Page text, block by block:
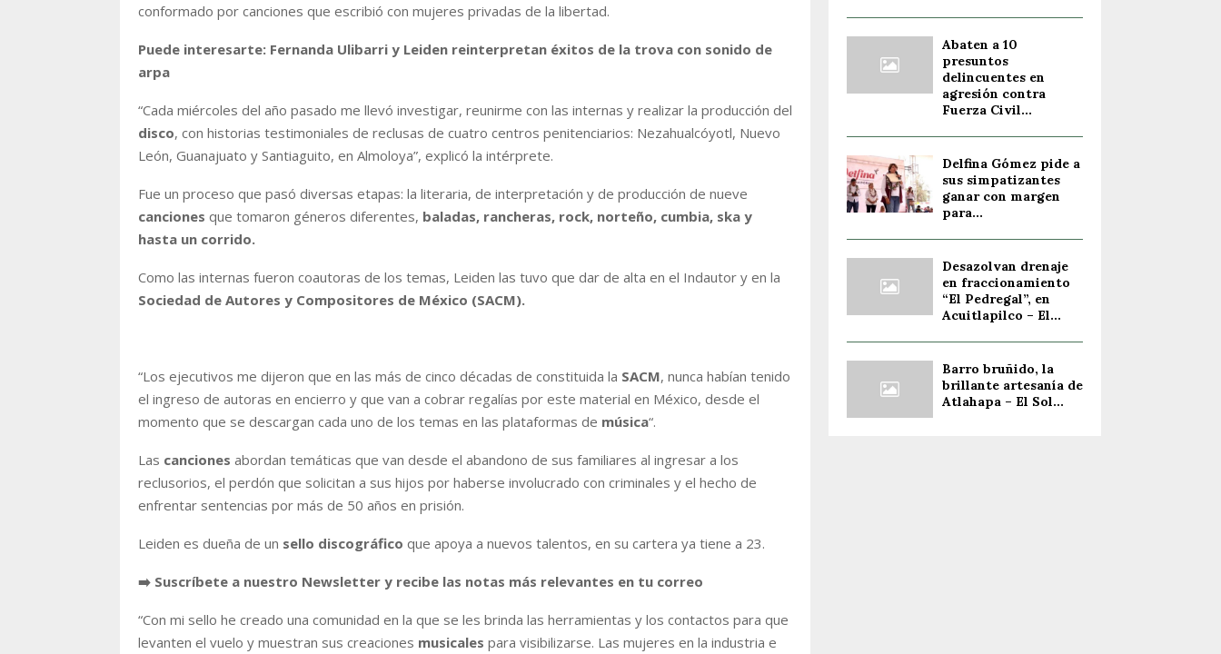
conformado por canciones que escribió con mujeres privadas de la libertad.
Puede interesarte: Fernanda Ulibarri y Leiden reinterpretan éxitos de la trova con sonido de
arpa
“Cada miércoles del año pasado me llevó investigar, reunirme con las internas y realizar la producción del
disco, con historias testimoniales de reclusas de cuatro centros penitenciarios: Nezahualcóyotl, Nuevo
León, Guanajuato y Santiaguito, en Almoloya”, explicó la intérprete.
Fue un proceso que pasó diversas etapas: la literaria, de interpretación y de producción de nueve
canciones que tomaron géneros diferentes, baladas, rancheras, rock, norteño, cumbia, ska y
hasta un corrido.
Como las internas fueron coautoras de los temas, Leiden las tuvo que dar de alta en el Indautor y en la
Sociedad de Autores y Compositores de México (SACM).
“Los ejecutivos me dijeron que en las más de cinco décadas de constituida la SACM, nunca habían tenido
el ingreso de autoras en encierro y que van a cobrar regalías por este material en México, desde el
momento que se descargan cada uno de los temas en las plataformas de música“.
Las canciones abordan temáticas que van desde el abandono de sus familiares al ingresar a los
reclusorios, el perdón que solicitan a sus hijos por haberse involucrado con criminales y el hecho de
enfrentar sentencias por más de 50 años en prisión.
Leiden es dueña de un sello discográfico que apoya a nuevos talentos, en su cartera ya tiene a 23.
➡️ Suscríbete a nuestro Newsletter y recibe las notas más relevantes en tu correo
“Con mi sello he creado una comunidad en la que se les brinda las herramientas y los contactos para que
levanten el vuelo y muestran sus creaciones musicales para visibilizarse. Las mujeres en la industria e
Abaten a 10
presuntos
delincuentes en
agresión contra
Fuerza Civil...
Delfina Gómez pide a
sus simpatizantes
ganar con margen
para...
Desazolvan drenaje
en fraccionamiento
“El Pedregal”, en
Acuitlapilco – El...
Barro bruñido, la
brillante artesanía de
Atlahapa – El Sol...